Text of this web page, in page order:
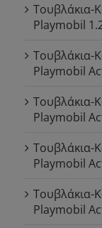
Τουβλάκια-
Playmobil
Τουβλάκια-
Playmobil
Τουβλάκια-
Playmobil
Τουβλάκια-
Playmobil
Τουβλάκια-
Playmobil